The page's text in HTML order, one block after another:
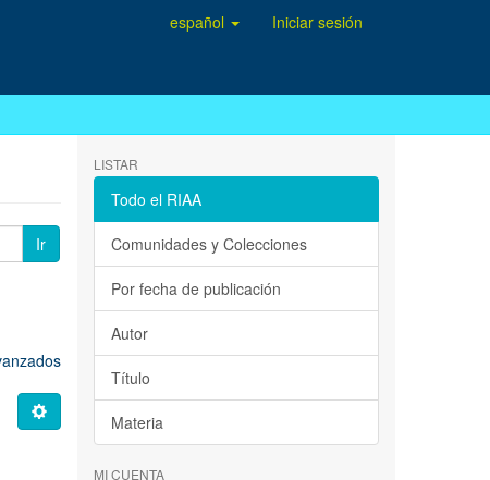
español Iniciar sesión
Ir
LISTAR
Todo el RIAA
Comunidades y Colecciones
Por fecha de publicación
Autor
Título
Materia
MI CUENTA